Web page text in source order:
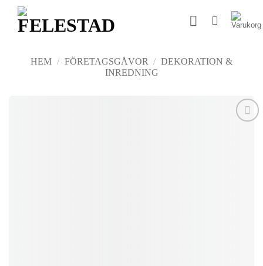
content
HEM / FÖRETAGSGÅVOR / DEKORATION &
INREDNING